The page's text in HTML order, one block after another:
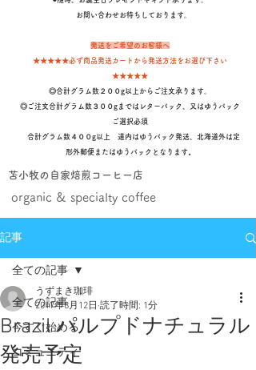
​ お問い合わせお待ちしております。
発送をご希望のお客様へ
★★★★★必ず商品発送カートから発送方法をお選び下さい
★★★★★
◎合計グラム数２００g以上からご注文承ります。
◎ご注文合計グラム数３００gまではレターパック、又はゆうパック
ご選択必須
合計グラム数４００g以上 道内はゆうパック発送、北海道外は定
形外郵便またはゆうパックとなります 。
苫小牧の自家焙煎コーヒー店
organic & specialty coffee
記事
全ての記事
今すぐ始める
コミュニティ
全ての記事
Brazil パルプドナチュラル
発売予定
うずまき珈琲
2017年8月12日 読了時間: 1分